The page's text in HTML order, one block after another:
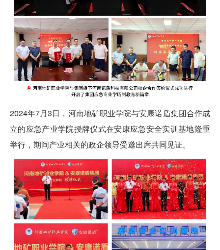
2024年7月3日，河南地矿职业学院与安康诺盾集团合作成
立的应急产业学院授牌仪式在安康应急安全实训基地隆重
举行，期间产业相关的政企领导受邀出席共同见证。